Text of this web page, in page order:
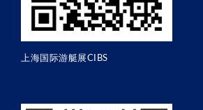
上海国际游艇展CIBS